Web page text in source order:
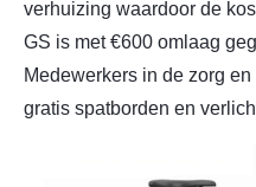
verhuizing waardoor de
GS is met €600 omlaag
Medewerkers in de zorg
gratis spatborden en